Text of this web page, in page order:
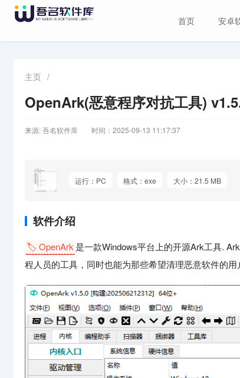
首页 安卓
主页 /
OpenArk(恶意程序对抗工具)
来源: 吾名软件库 时间：2025-09-13 11:17:37
运行：PC 格式：exe 大小：21.5 MB
软件介绍
🏷️ OpenArk 是一款Windows平台上的开源Ark工具.
程人员的工具，同时也能为那些希望清理恶意软件的用